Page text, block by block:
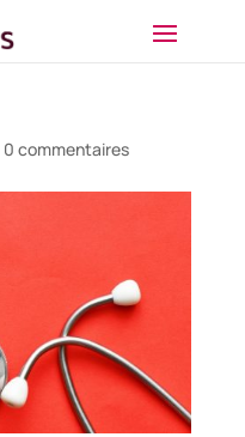
0 commentaires